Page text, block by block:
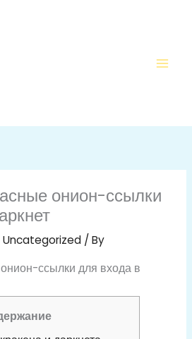
онион-ссылки
Uncategorized/ By
ссылки для входа в